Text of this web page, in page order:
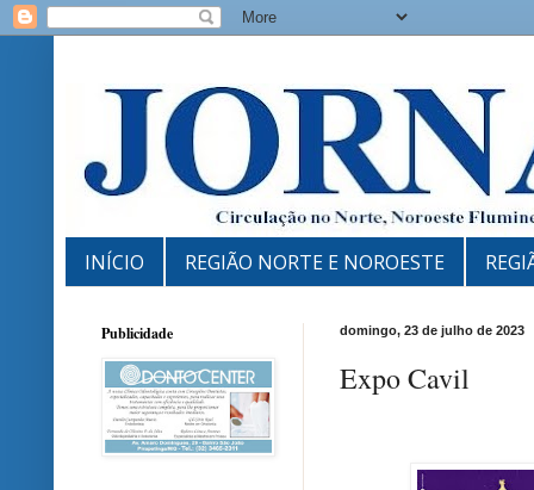
INÍCIO REGIÃO NORTE E NOROESTE
domingo, 23 de julho de 2023
Expo Cavil
Publicidade